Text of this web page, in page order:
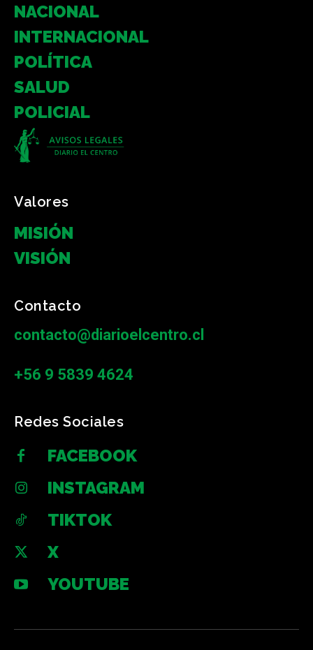
NACIONAL
INTERNACIONAL
POLÍTICA
SALUD
POLICIAL
Valores
MISIÓN
VISIÓN
Contacto
contacto@diarioelcentro.cl
+56 9 5839 4624
Redes Sociales
FACEBOOK
INSTAGRAM
TIKTOK
X
YOUTUBE